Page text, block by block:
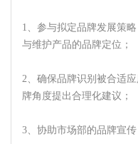
1、参与拟定品牌发展策
与维护产品的品牌定位；
2、确保品牌识别被合适
牌角度提出合理化建议；
3、协助市场部的品牌宣传